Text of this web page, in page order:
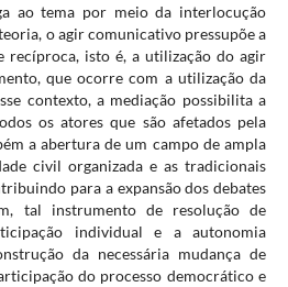
ao tema por meio da interlocução
o agir comunicativo pressupõe a
recíproca, isto é, a utilização do agir
que ocorre com a utilização da
contexto, a mediação possibilita a
os atores que são afetados pela
a abertura de um campo de ampla
civil organizada e as tradicionais
para a expansão dos debates
tal instrumento de resolução de
individual e a autonomia
da necessária mudança de
do processo democrático e